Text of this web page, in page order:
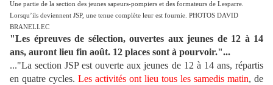
Une partie de la section des jeunes sapeurs-pompiers et des formateurs de Lesparre.
Lorsqu’ils deviennent JSP, une tenue complète leur est fournie. PHOTOS DAVID
BRANELLEC
"Les épreuves de sélection, ouvertes aux jeunes de 12 à 14
ans, auront lieu fin août. 12 places sont à pourvoir."...
..."La section JSP est ouverte aux jeunes de 12 à 14 ans, répartis
en quatre cycles. Les activités ont lieu tous les samedis matin, de